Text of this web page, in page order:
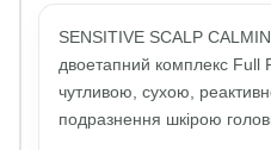
SENSITIVE SCALP
двоетапний комплекс Full
чутливою, сухою,
подразнення шкірою